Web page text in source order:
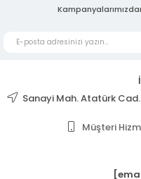
Sanayi Mah. Atatürk Cad.
Müşteri